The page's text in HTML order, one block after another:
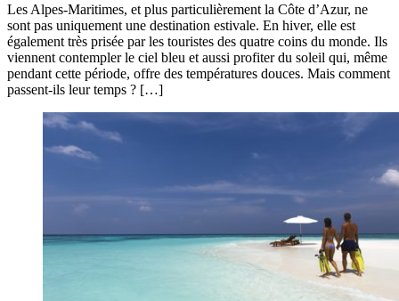
Les Alpes-Maritimes, et plus particulièrement la Côte d’Azur, ne
sont pas uniquement une destination estivale. En hiver, elle est
également très prisée par les touristes des quatre coins du monde. Ils
viennent contempler le ciel bleu et aussi profiter du soleil qui, même
pendant cette période, offre des températures douces. Mais comment
passent-ils leur temps ? […]